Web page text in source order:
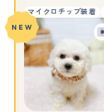
マイクロチップ装着
NEW